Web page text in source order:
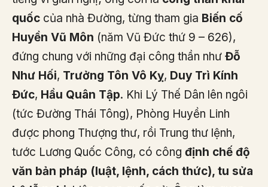
quốc của nhà Đường, từng tham gia Biến cố
Huyền Vũ Môn (năm Vũ Đức thứ 9 – 626),
đứng chung với những đại công thần như Đỗ
Như Hối, Trưởng Tôn Vô Kỵ, Duy Trì Kính
Đức, Hầu Quân Tập. Khi Lý Thế Dân lên ngôi
(tức Đường Thái Tông), Phòng Huyền Linh
được phong Thượng thư, rồi Trung thư lệnh,
tước Lương Quốc Công, có công định chế độ
văn bản pháp (luật, lệnh, cách thức), tu sửa